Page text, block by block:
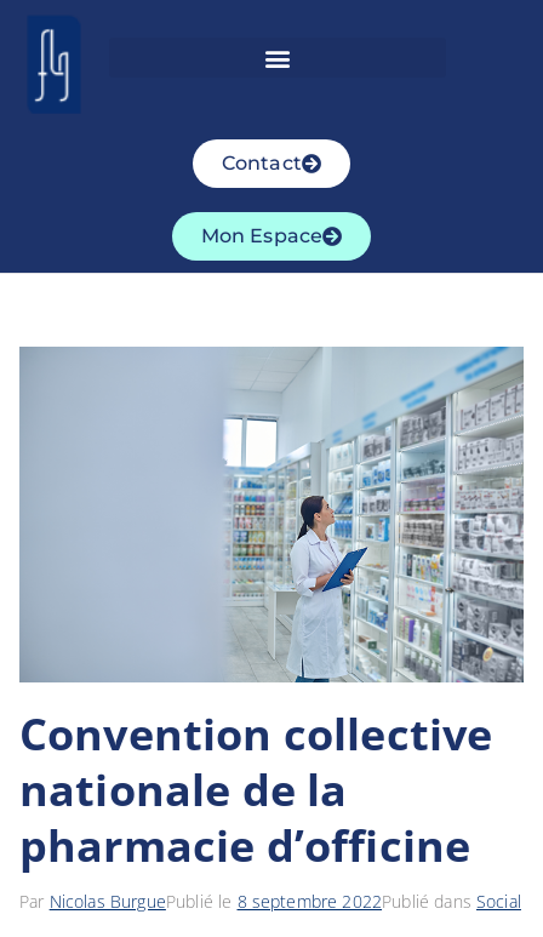
Contact
Mon Espace
Convention collective
nationale de la
pharmacie d’officine
Par Nicolas BurguePublié le 8 septembre 2022Publié dans Social